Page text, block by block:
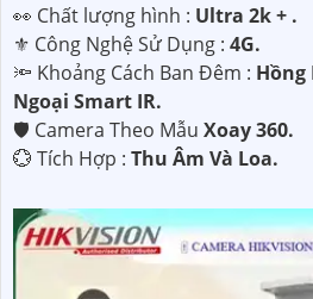
️👀 Chất lượng hình : Ultra 2k + .
⚜️ Công Nghệ Sử Dụng : 4G.
🔦 Khoảng Cách Ban Đêm : Hồng
Ngoại Smart IR.
🛡 Camera Theo Mẫu Xoay 360.
️💮 Tích Hợp : Thu Âm Và Loa.